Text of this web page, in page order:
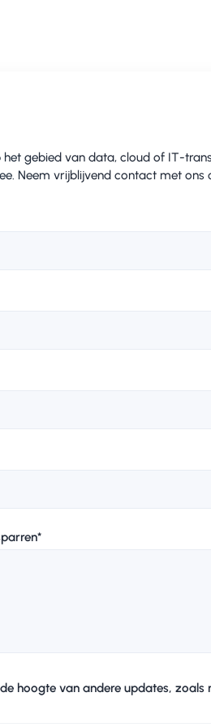
draait niet
Daarom hielpen we Lifetri
verwerkt wordt. We gaven
zij de kennis konden
het gebied van data, cloud of IT-
Neem vrijblijvend contact met ons
*
hoogte van andere updates, zoals